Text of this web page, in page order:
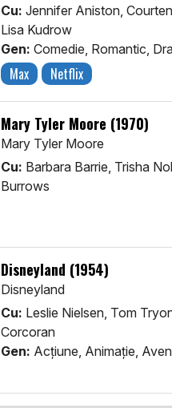
Cu: Jennifer Aniston,
Lisa Kudrow
Gen: Comedie, Romantic,
Max Netflix
Mary Tyler Moore (1970)
Mary Tyler Moore
Cu: Barbara Barrie, Trisha
Burrows
Disneyland (1954)
Disneyland
Cu: Leslie Nielsen, Tom
Corcoran
Gen: Acţiune, Animaţie,